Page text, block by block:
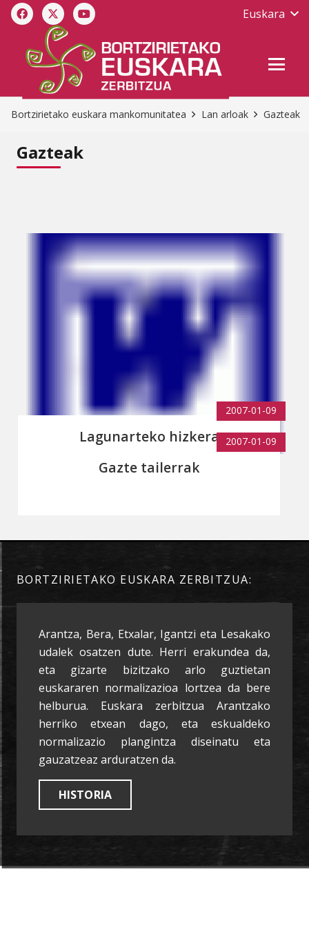
Euskara
Bortzirietako euskara mankomunitatea Lan arloak Gazteak
Gazteak
2007-01-09
Lagunarteko hizkera 2007-01-09
Gazte tailerrak
BORTZIRIETAKO EUSKARA ZERBITZUA:
Arantza, Bera, Etxalar, Igantzi eta Lesakako
udalek osatzen dute. Herri erakundea da,
eta gizarte bizitzako arlo guztietan
euskararen normalizazioa lortzea da bere
helburua. Euskara zerbitzua Arantzako
herriko etxean dago, eta eskualdeko
normalizazio plangintza diseinatu eta
gauzatzeaz arduratzen da.
HISTORIA